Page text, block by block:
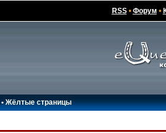
RSS• Форум •
•Жёлтые страницы